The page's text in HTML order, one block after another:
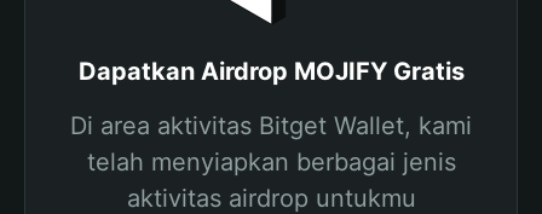
Dapatkan Airdrop MOJIFY Gratis
Di area aktivitas Bitget Wallet, kami
telah menyiapkan berbagai jenis
aktivitas airdrop untukmu